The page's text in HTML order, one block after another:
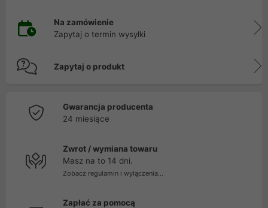
Na zamówienie
Zapytaj o termin wysyłki
Zapytaj o produkt
Gwarancja producenta
24 miesiące
Zwrot / wymiana towaru
Masz na to 14 dni.
Zobacz regulamin i wyłączenia...
Zapłać za pomocą